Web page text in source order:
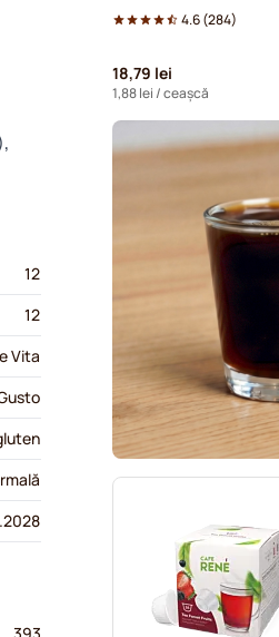
4.6(284)
18,79 lei
1,88 lei / ceașcă
12
12
Vita